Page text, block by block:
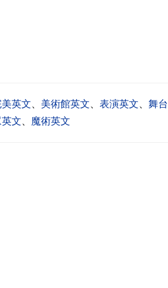
美英文 美術館英文 表演英文
舞台
文 魔術英文